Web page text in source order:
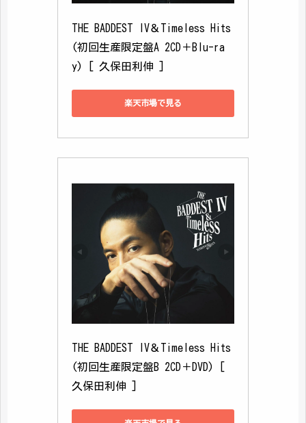
THE BADDEST IV＆Timeless Hits
(初回生産限定盤A 2CD＋Blu-ra
y) [ 久保田利伸 ]
楽天市場で見る
THE BADDEST IV＆Timeless Hits
(初回生産限定盤B 2CD＋DVD) [
久保田利伸 ]